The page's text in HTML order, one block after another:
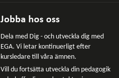
Jobba hos oss
Dela med Dig - och utveckla dig med
EGA. Vi letar kontinuerligt efter
kursledare till våra ämnen.
Vill du fortsätta utveckla din pedagogik